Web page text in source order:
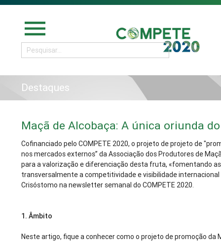
menu
Destaques
Maçã de Alcobaça: A única oriunda
Cofinanciado pelo COMPETE 2020, o projeto de projeto de
nos mercados externos” da Associação dos Produtores de
para a valorização e diferenciação desta fruta, «fomentando
transversalmente a competitividade e visibilidade
Crisóstomo na newsletter semanal do COMPETE 2020.
1. Âmbito
Neste artigo, fique a conhecer como o projeto de promoção da